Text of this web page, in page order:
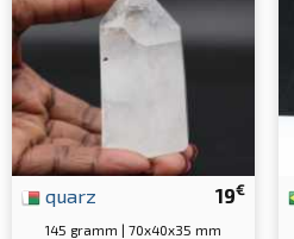
19€
quarz
145 gramm | 70x40x35 mm